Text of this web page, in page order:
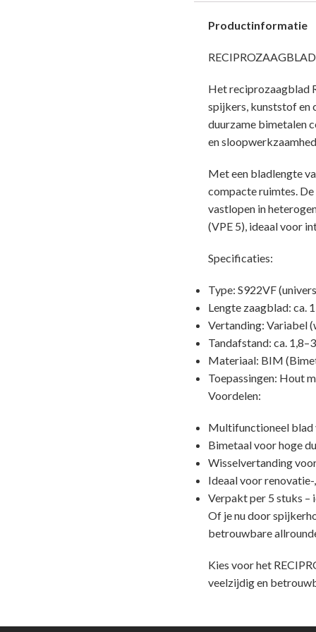
Productinformatie
Het reciprozaagblad
spijkers, kunststof en
duurzame bimetalen
en
Met een bladlengte
compacte ruimtes.
vastlopen in
(VPE 5), ideaal voor
Specificaties:
Type: S922VF
Lengte zaagblad: ca.
Vertanding: Variabel
Tandafstand: ca.
Materiaal: BIM
Toepassingen: Hout
Voordelen:
Multifunctioneel blad
Bimetaal voor hoge
Wisselvertanding
Ideaal voor
Verpakt per 5 stuks –
Of je nu door
betrouwbare
Kies voor het
veelzijdig en